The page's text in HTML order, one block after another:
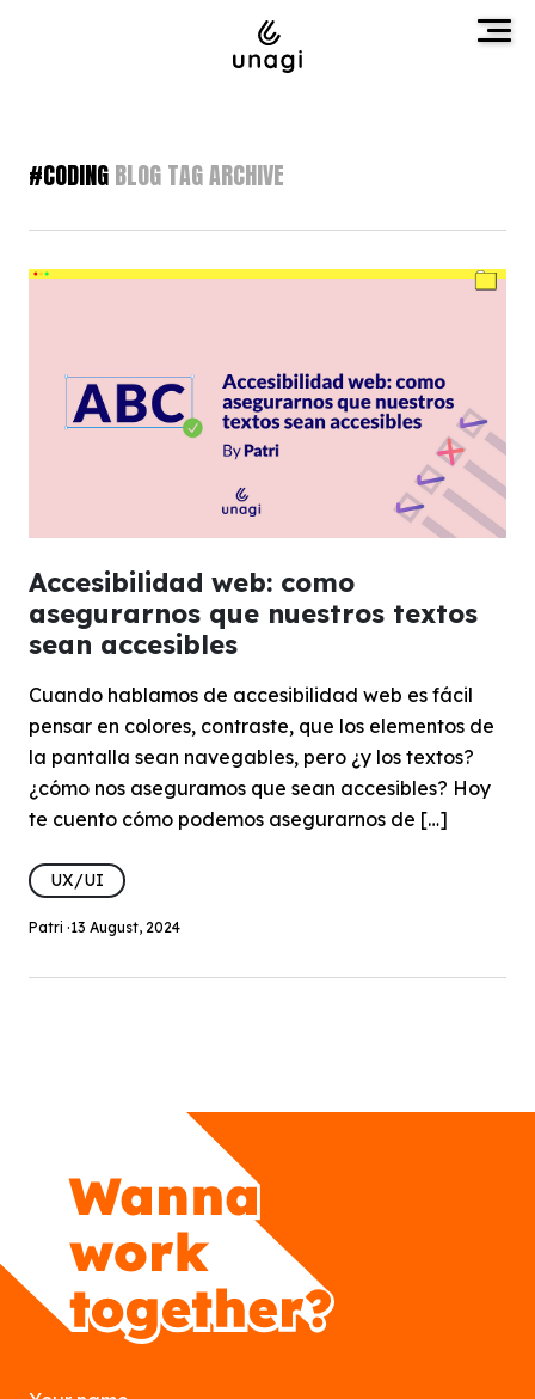
#CODINGBLOG TAG ARCHIVE
Accesibilidad web: como
asegurarnos que nuestros textos
sean accesibles
Cuando hablamos de accesibilidad web es fácil
pensar en colores, contraste, que los elementos de
la pantalla sean navegables, pero ¿y los textos?
¿cómo nos aseguramos que sean accesibles? Hoy
te cuento cómo podemos asegurarnos de […]
UX/UI
Patri ·13 August, 2024